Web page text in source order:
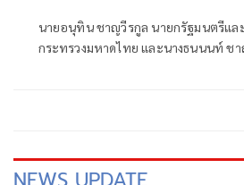
นายอนุทิน ชาญวีรกูล นายกรัฐมนตรีแล
กระทรวงมหาดไทย และนางธนนนท์ ชา